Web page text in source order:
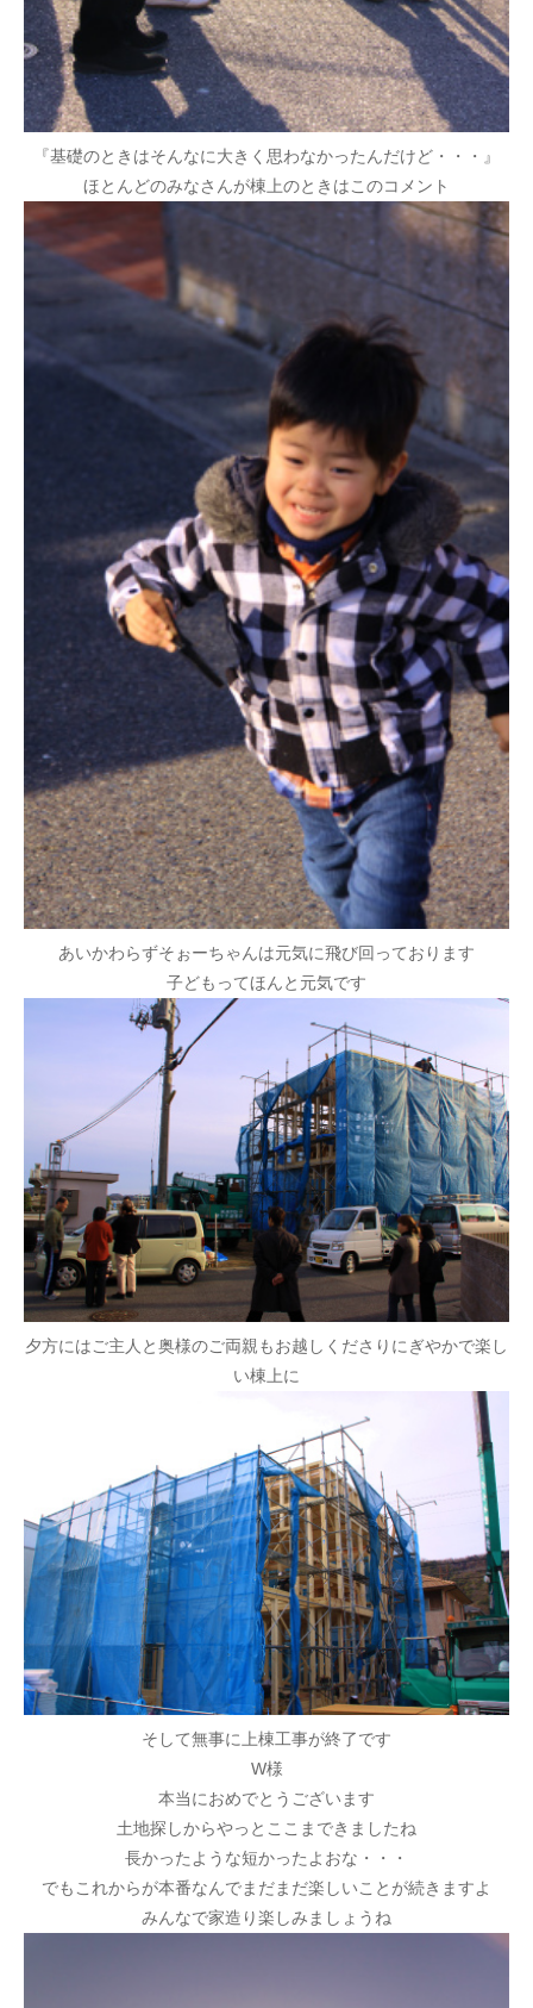
『基礎のときはそんなに大きく思わなかったんだけど・・・』
ほとんどのみなさんが棟上のときはこのコメント
あいかわらずそぉーちゃんは元気に飛び回っております
子どもってほんと元気です
夕方にはご主人と奥様のご両親もお越しくださりにぎやかで楽し
い棟上に
そして無事に上棟工事が終了です
W様
本当におめでとうございます
土地探しからやっとここまできましたね
長かったような短かったよおな・・・
でもこれからが本番なんでまだまだ楽しいことが続きますよ
みんなで家造り楽しみましょうね